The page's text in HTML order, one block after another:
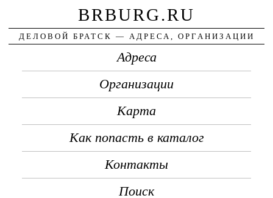
BRBURG.RU
ДЕЛОВОЙ БРАТСК — АДРЕСА, ОРГАНИЗАЦИИ
Адреса
Организации
Карта
Как попасть в каталог
Контакты
Поиск